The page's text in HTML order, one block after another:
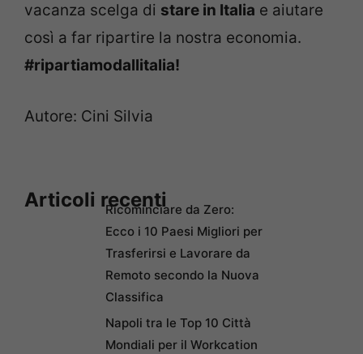
vacanza scelga di stare in Italia e aiutare
così a far ripartire la nostra economia.
#ripartiamodallitalia!
Autore: Cini Silvia
Articoli recentiRicominciare da Zero:
Ecco i 10 Paesi Migliori per
Trasferirsi e Lavorare da
Remoto secondo la Nuova
Classifica
Napoli tra le Top 10 Città
Mondiali per il Workcation